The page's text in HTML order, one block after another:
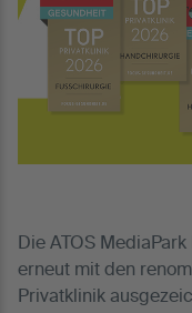
Die ATOS
erneut mit den
Privatklinik